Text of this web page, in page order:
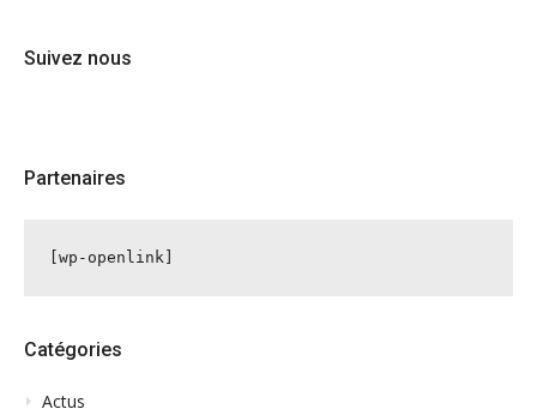
Suivez nous
Partenaires
[wp-openlink]
Catégories
Actus